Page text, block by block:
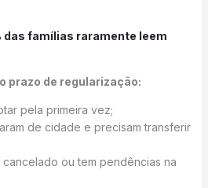
das famílias raramente leem
prazo de regularização:
pela primeira vez;
de cidade e precisam transferir
ou tem pendências na